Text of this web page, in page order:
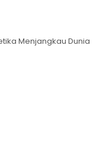
Menjangkau Dunia